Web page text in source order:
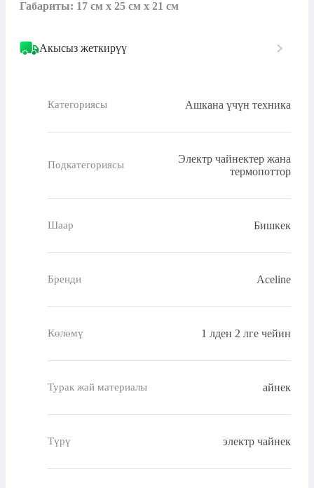
Габариты: 17 см x 25 см x 21 см
Акысыз жеткирүү
Категориясы Ашкана үчүн техника
Подкатегориясы
Электр чайнектер жана
термопоттор
Шаар Бишкек
Бренди Aceline
Көлөмү 1 лден 2 лге чейин
Турак жай материалы айнек
Түрү электр чайнек